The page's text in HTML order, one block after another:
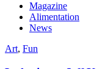
Magazine
Alimentation
News
Art, Fun